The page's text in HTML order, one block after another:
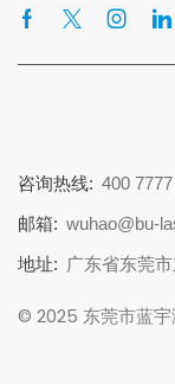
咨询热线: 400
邮箱: wuhao@bu-
地址: 广东省东莞
© 2025 东莞市蓝